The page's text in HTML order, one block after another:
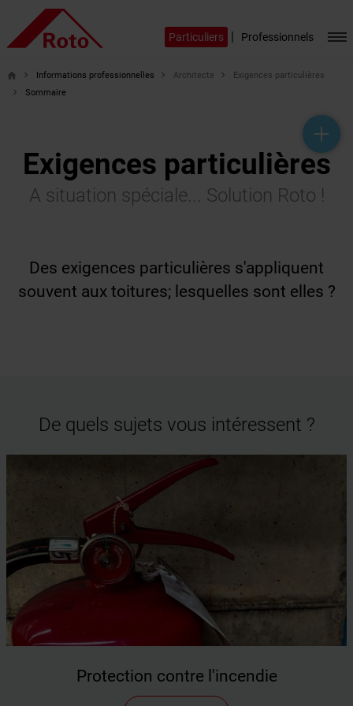
Particuliers | Professionnels
help_outline
headset_mic
mail_outline
home Informations professionnelles Architecte
Exigences particulières
Sommaire
Exigences particulières
A situation spéciale... Solution Roto !
Des exigences particulières s'appliquent
souvent aux toitures; lesquelles sont elles ?
De quels sujets vous intéressent ?
Protection contre l'incendie